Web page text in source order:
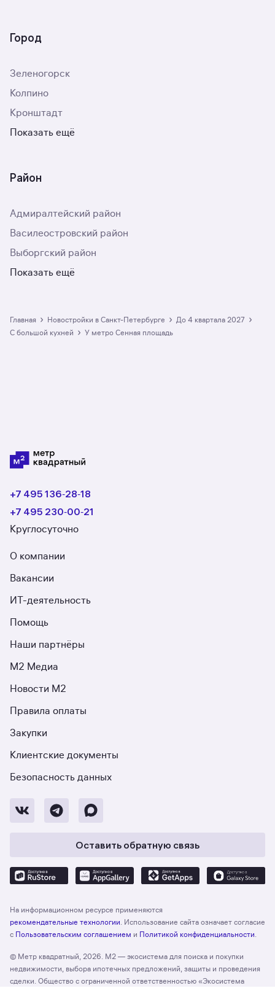
Город
Зеленогорск
Колпино
Кронштадт
Показать ещё
Район
Адмиралтейский район
Василеостровский район
Выборгский район
Показать ещё
Главная › Новостройки в Санкт-Петербурге › до 4 квартала 2027 ›
с большой кухней › у метро Сенная площадь
+7 495 136‑28‑18
+7 495 230‑00‑21
Круглосуточно
О компании
Вакансии
ИТ-деятельность
Помощь
Наши партнёры
М2 Медиа
Новости М2
Правила оплаты
Закупки
Клиентские документы
Безопасность данных
Оставить обратную связь
На информационном ресурсе применяются
рекомендательные технологии . Использование сайта означает согласие
с Пользовательским соглашением и Политикой конфиденциальности
© Метр квадратный, 2026. М2 — экосистема для поиска и покупки
недвижимости, выбора ипотечных предложений, защиты и проведения
сделки. Общество с ограниченной ответственностью «Экосистема